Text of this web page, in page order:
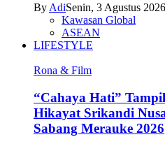
By AdiSenin, 3 Agustus
Kawasan Global
ASEAN
LIFESTYLE
Rona & Film
“Cahaya Hati”
Hikayat Srikandi
Sabang Merauke 2026